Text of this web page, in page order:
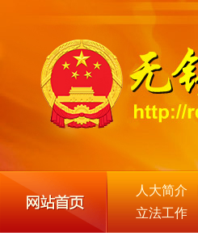
人大简介
立法工作